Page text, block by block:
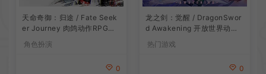
天命奇御：归途 / Fate Seek
er Journey 肉鸽动作RPG游
角色扮演
0
龙之剑：觉醒 / DragonSwor
d Awakening 开放世界动作R
热门游戏
0